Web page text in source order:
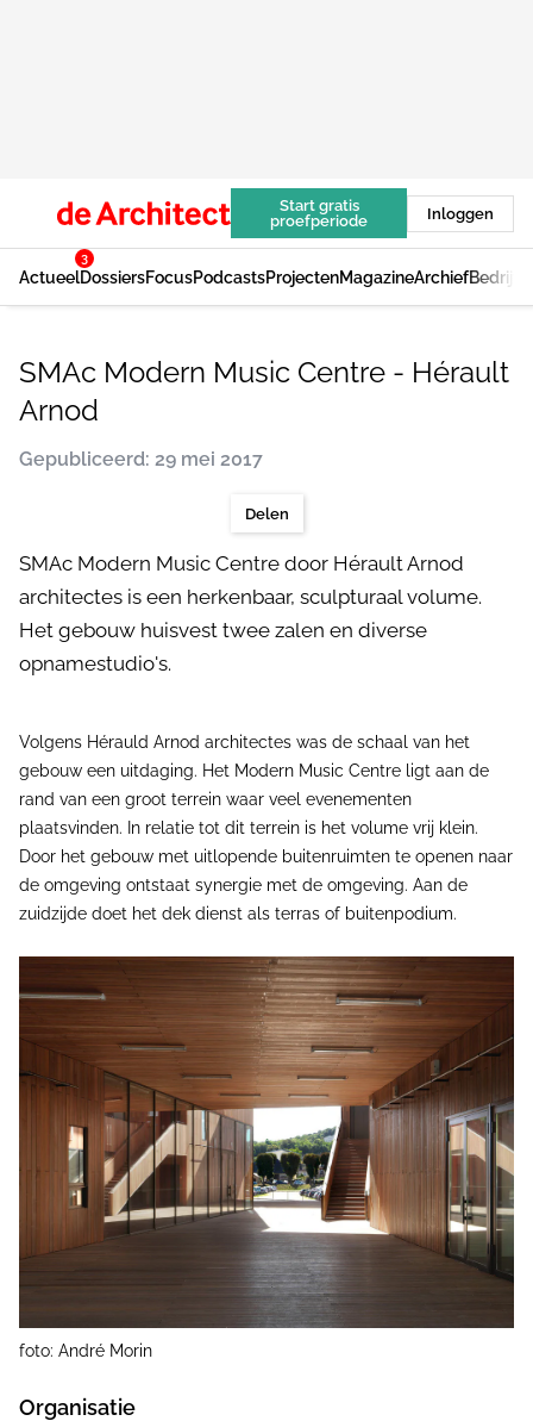
Start gratis
proefperiode
Inloggen
Actueel
3
DossiersFocusPodcastsProjectenMagazineArchief
SMAc Modern Music Centre - Hérault
Arnod
Gepubliceerd: 29 mei 2017
Delen
SMAc Modern Music Centre door Hérault Arnod
architectes is een herkenbaar, sculpturaal volume.
Het gebouw huisvest twee zalen en diverse
opnamestudio's.
Volgens Hérauld Arnod architectes was de schaal van het
gebouw een uitdaging. Het Modern Music Centre ligt aan de
rand van een groot terrein waar veel evenementen
plaatsvinden. In relatie tot dit terrein is het volume vrij klein.
Door het gebouw met uitlopende buitenruimten te openen naar
de omgeving ontstaat synergie met de omgeving. Aan de
zuidzijde doet het dek dienst als terras of buitenpodium.
foto: André Morin
Organisatie